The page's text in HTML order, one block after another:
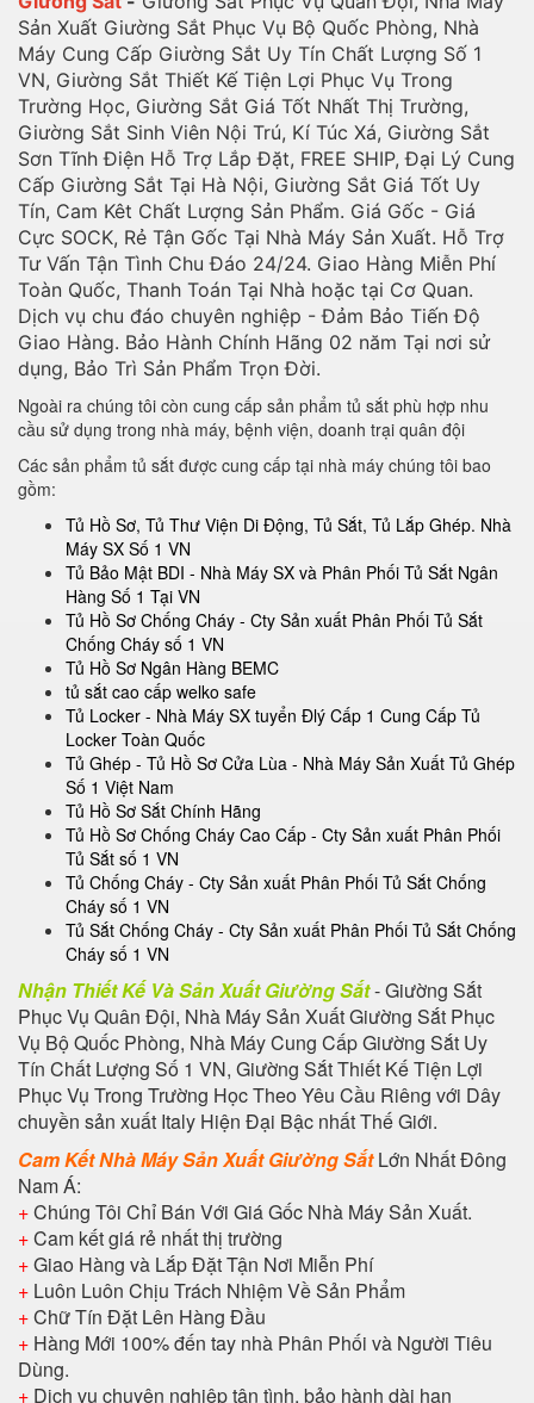
Sản Xuất Giường Sắt Phục Vụ Bộ Quốc Phòng, Nhà
Máy Cung Cấp Giường Sắt Uy Tín Chất Lượng Số 1
VN, Giường Sắt Thiết Kế Tiện Lợi Phục Vụ Trong
Trường Học, Giường Sắt Giá Tốt Nhất Thị Trường,
Giường Sắt Sinh Viên Nội Trú, Kí Túc Xá, Giường Sắt
Sơn Tĩnh Điện Hỗ Trợ Lắp Đặt, FREE SHIP, Đại Lý Cung
Cấp Giường Sắt Tại Hà Nội, Giường Sắt Giá Tốt Uy
Tín, Cam Kêt Chất Lượng Sản Phẩm. Giá Gốc - Giá
Cực SOCK, Rẻ Tận Gốc Tại Nhà Máy Sản Xuất. Hỗ Trợ
Tư Vấn Tận Tình Chu Đáo 24/24. Giao Hàng Miễn Phí
Toàn Quốc, Thanh Toán Tại Nhà hoặc tại Cơ Quan.
Dịch vụ chu đáo chuyên nghiệp - Đảm Bảo Tiến Độ
Giao Hàng. Bảo Hành Chính Hãng 02 năm Tại nơi sử
dụng, Bảo Trì Sản Phẩm Trọn Đời.
Ngoài ra chúng tôi còn cung cấp sản phẩm tủ sắt phù hợp nhu
cầu sử dụng trong nhà máy, bệnh viện, doanh trại quân đội
Các sản phẩm tủ sắt được cung cấp tại nhà máy chúng tôi bao
gồm:
Tủ Hồ Sơ, Tủ Thư Viện Di Động, Tủ Sắt, Tủ Lắp Ghép. Nhà
Máy SX Số 1 VN
Tủ Bảo Mật BDI - Nhà Máy SX và Phân Phối Tủ Sắt Ngân
Hàng Số 1 Tại VN
Tủ Hồ Sơ Chống Cháy - Cty Sản xuất Phân Phối Tủ Sắt
Chống Cháy số 1 VN
Tủ Hồ Sơ Ngân Hàng BEMC
tủ sắt cao cấp welko safe
Tủ Locker - Nhà Máy SX tuyển Đlý Cấp 1 Cung Cấp Tủ
Locker Toàn Quốc
Tủ Ghép - Tủ Hồ Sơ Cửa Lùa - Nhà Máy Sản Xuất Tủ Ghép
Số 1 Việt Nam
Tủ Hồ Sơ Sắt Chính Hãng
Tủ Hồ Sơ Chống Cháy Cao Cấp - Cty Sản xuất Phân Phối
Tủ Sắt số 1 VN
Tủ Chống Cháy - Cty Sản xuất Phân Phối Tủ Sắt Chống
Cháy số 1 VN
Tủ Sắt Chống Cháy - Cty Sản xuất Phân Phối Tủ Sắt Chống
Cháy số 1 VN
Nhận Thiết Kế Và Sản Xuất Giường Sắt- Giường Sắt
Phục Vụ Quân Đội, Nhà Máy Sản Xuất Giường Sắt Phục
Vụ Bộ Quốc Phòng, Nhà Máy Cung Cấp Giường Sắt Uy
Tín Chất Lượng Số 1 VN, Giường Sắt Thiết Kế Tiện Lợi
Phục Vụ Trong Trường Học Theo Yêu Cầu Riêng với Dây
chuyền sản xuất Italy Hiện Đại Bậc nhất Thế Giới.
Cam Kết Nhà Máy Sản Xuất Giường SắtLớn Nhất Đông
Nam Á:
+Chúng Tôi Chỉ Bán Với Giá Gốc Nhà Máy Sản Xuất.
+Cam kết giá rẻ nhất thị trường
+Giao Hàng và Lắp Đặt Tận Nơi Miễn Phí
+ Luôn Luôn Chịu Trách Nhiệm Về Sản Phẩm
+Chữ Tín Đặt Lên Hàng Đầu
+ Hàng Mới 100% đến tay nhà Phân Phối và Người Tiêu
Dùng.
+ Dịch vụ chuyên nghiệp tận tình, bảo hành dài hạn